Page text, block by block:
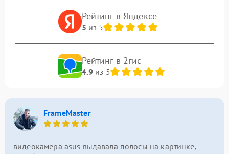
Рейтинг в Яндексе
5 из 5
Рейтинг в 2гис
4.9из 5
FrameMaster
видеокамера asus выдавала полосы на картинке,